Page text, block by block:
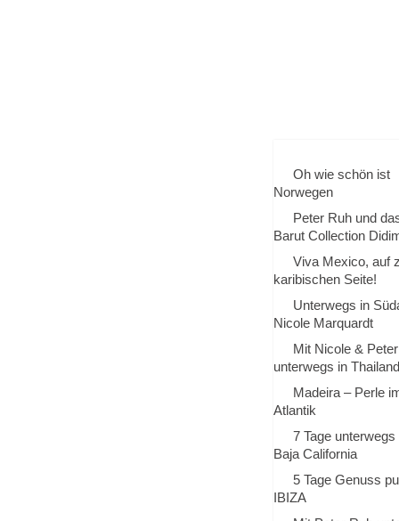
Oh wie schön ist
Norwegen
Peter Ruh und
Barut Collection
Viva Mexico, auf
karibischen Seite!
Unterwegs in
Nicole Marquardt
Mit Nicole & Peter
unterwegs in
Madeira – Perle
Atlantik
7 Tage unterwegs
Baja California
5 Tage Genuss
IBIZA